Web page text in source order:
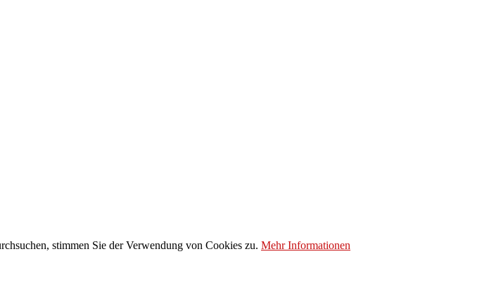
stimmen Sie der Verwendung von Cookies zu. Mehr Informationen